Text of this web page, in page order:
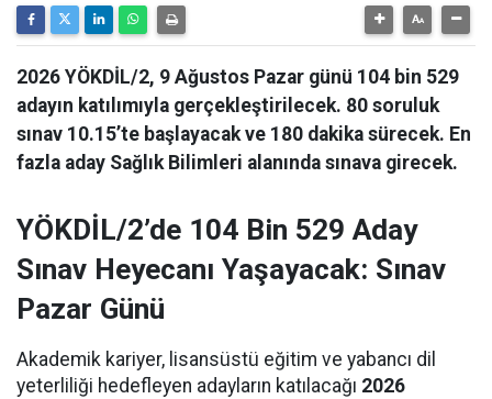
2026 YÖKDİL/2, 9 Ağustos Pazar günü 104 bin 529
adayın katılımıyla gerçekleştirilecek. 80 soruluk
sınav 10.15’te başlayacak ve 180 dakika sürecek. En
fazla aday Sağlık Bilimleri alanında sınava girecek.
YÖKDİL/2’de 104 Bin 529 Aday
Sınav Heyecanı Yaşayacak: Sınav
Pazar Günü
Akademik kariyer, lisansüstü eğitim ve yabancı dil
yeterliliği hedefleyen adayların katılacağı 2026